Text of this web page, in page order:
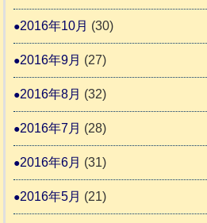
2016年10月 (30)
2016年9月 (27)
2016年8月 (32)
2016年7月 (28)
2016年6月 (31)
2016年5月 (21)